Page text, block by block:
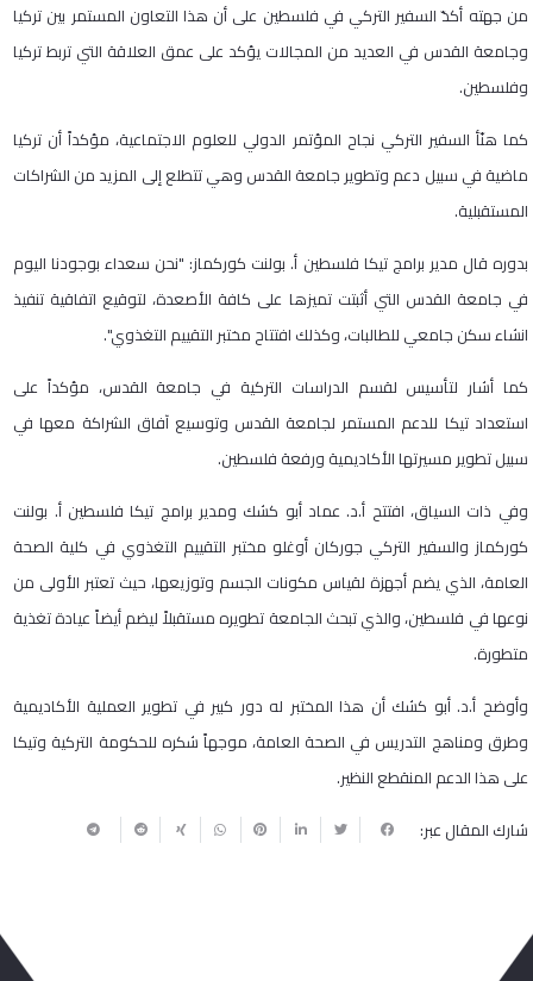
من جهته أكدّ السفير التركي في فلسطين على أن هذا التعاون المستمر بين تركيا
وجامعة القدس في العديد من المجالات يؤكد على عمق العلاقة التي تربط تركيا
وفلسطين.
كما هنّأ السفير التركي نجاح المؤتمر الدولي للعلوم الاجتماعية، مؤكداً أن تركيا
ماضية في سبيل دعم وتطوير جامعة القدس وهي تتطلع إلى المزيد من الشراكات
المستقبلية.
بدوره قال مدير برامج تيكا فلسطين أ. بولنت كوركماز: "نحن سعداء بوجودنا اليوم
في جامعة القدس التي أثبتت تميزها على كافة الأصعدة، لتوقيع اتفاقية تنفيذ
انشاء سكن جامعي للطالبات، وكذلك افتتاح مختبر التقييم التغذوي".
كما أشار لتأسيس لقسم الدراسات التركية في جامعة القدس، مؤكداً على
استعداد تيكا للدعم المستمر لجامعة القدس وتوسيع آفاق الشراكة معها في
سبيل تطوير مسيرتها الأكاديمية ورفعة فلسطين.
وفي ذات السياق، افتتح أ.د. عماد أبو كشك ومدير برامج تيكا فلسطين أ. بولنت
كوركماز والسفير التركي جوركان أوغلو مختبر التقييم التغذوي في كلية الصحة
العامة، الذي يضم أجهزة لقياس مكونات الجسم وتوزيعها، حيث تعتبر الأولى من
نوعها في فلسطين، والذي تبحث الجامعة تطويره مستقبلاً ليضم أيضاً عيادة تغذية
متطورة.
وأوضح أ.د. أبو كشك أن هذا المختبر له دور كبير في تطوير العملية الأكاديمية
وطرق ومناهج التدريس في الصحة العامة، موجهاً شكره للحكومة التركية وتيكا
على هذا الدعم المنقطع النظير.
شارك المقال عبر: